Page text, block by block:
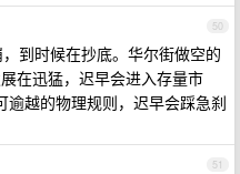
50
到时候在抄底。华尔街做空的
在迅猛，迟早会进入存量市
越的物理规则，迟早会踩急刹
51